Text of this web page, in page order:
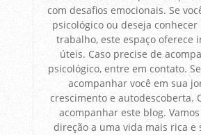
com desafios emocionais. Se
psicológico ou deseja
trabalho, este espaço oferece
úteis. Caso precise de
psicológico, entre em contato.
acompanhar você em sua
crescimento e autodescoberta.
acompanhar este blog.
direção a uma vida mais rica e